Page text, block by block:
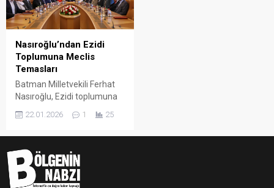
Nasıroğlu’ndan Ezidi
Toplumuna Meclis
Temasları
Batman Milletvekili Ferhat
Nasıroğlu, Ezidi toplumuna
yönelik yürütülmesi
planlanan çalışmalara
birlikte Türkiye Büyük Millet
Meclisi’nde bir dizi görüşme
gerçekleştirdi.
22.01.2026 1 25